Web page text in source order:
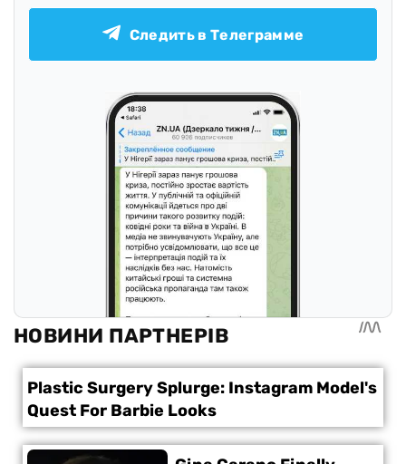
Следить в Телеграмме